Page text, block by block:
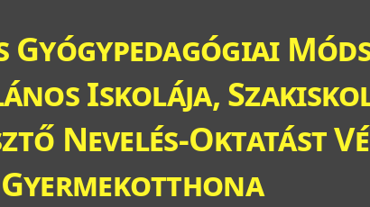
Gyógypedagógiai
Iskolája,
Nevelés-Oktatást